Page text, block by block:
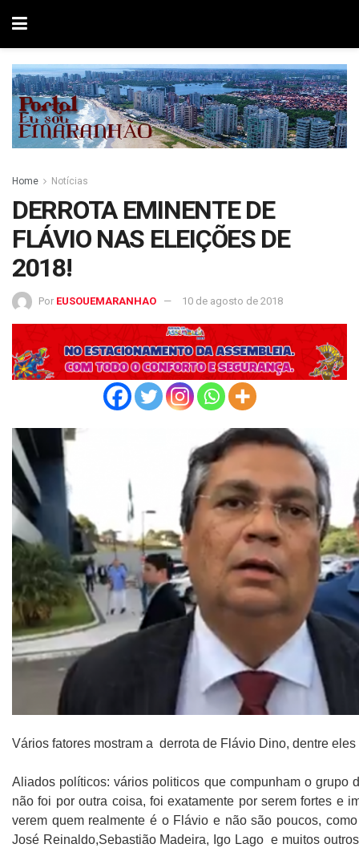
Home Notícias
DERROTA EMINENTE DE
FLÁVIO NAS ELEIÇÕES DE
2018!
Por EUSOUEMARANHAO 10 de agosto de 2018
Vários fatores mostram a derrota de Flávio Dino, dentre eles
Aliados políticos: vários politicos que compunham o grupo
não foi por outra coisa, foi exatamente por serem fortes e
verem quem realmente é o Flávio e não são poucos,
José Reinaldo,Sebastião Madeira, Igo Lago e muitos